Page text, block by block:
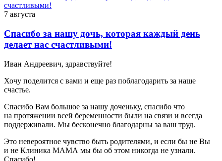
7 августа
Спасибо за нашу дочь, которая каждый день
делает нас счастливыми!
Иван Андреевич, здравствуйте!
Хочу поделится с вами и еще раз поблагодарить за наше
счастье.
Спасибо Вам большое за нашу доченьку, спасибо что
на протяжении всей беременности были на связи и всегда
поддерживали. Мы бесконечно благодарны за ваш труд.
Это невероятное чувство быть родителями, и если бы не Вы
и не Клиника МАМА мы бы об этом никогда не узнали.
Спасибо!